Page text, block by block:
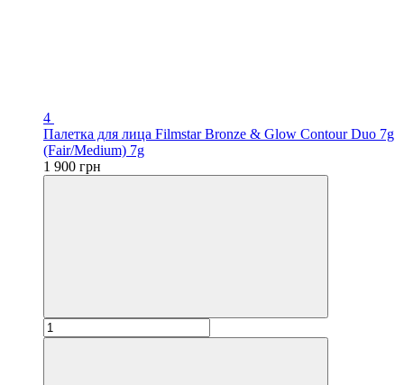
4
Палетка для лица Filmstar Bronze & Glow Contour Duo 7g
(Fair/Medium) 7g
1 900 грн